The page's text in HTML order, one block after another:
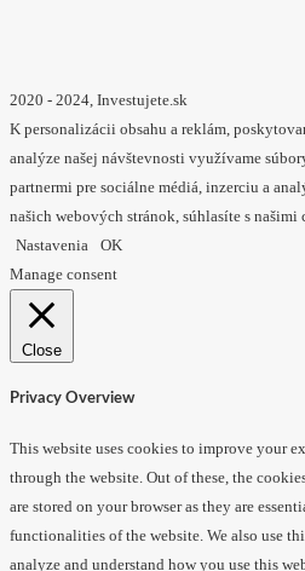
2020 - 2024, Investujete.sk
K personalizácii obsahu a reklám,
analýze našej návštevnosti využívame
partnermi pre sociálne médiá, inzerciu a
našich webových stránok, súhlasíte s našimi
Nastavenia
OK
Manage consent
Close
Privacy Overview
This website uses cookies to improve your
through the website. Out of these, the
are stored on your browser as they are
functionalities of the website. We also use
analyze and understand how you use this